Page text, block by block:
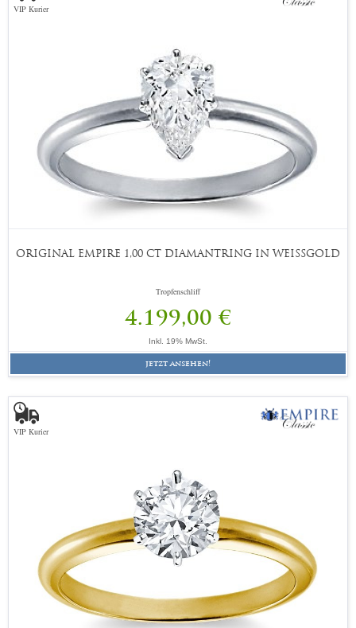
VIP Kurier
ORIGINAL EMPIRE 1,00 CT DIAMANTRING IN WEISSGOLD
Tropfenschliff
4.199,00 €
Inkl. 19% MwSt.
jetzt ansehen!
VIP Kurier